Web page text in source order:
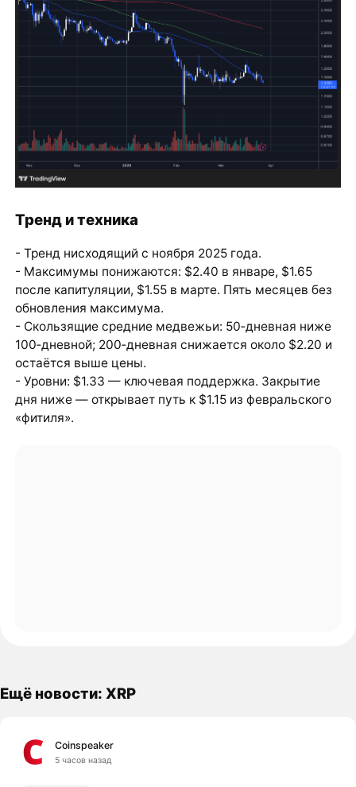
Тренд и техника
- Тренд нисходящий с ноября 2025 года.
- Максимумы понижаются: $2.40 в январе, $1.65
после капитуляции, $1.55 в марте. Пять месяцев без
обновления максимума.
- Скользящие средние медвежьи: 50‑дневная ниже
100‑дневной; 200‑дневная снижается около $2.20 и
остаётся выше цены.
- Уровни: $1.33 — ключевая поддержка. Закрытие
дня ниже — открывает путь к $1.15 из февральского
«фитиля».
Ещё новости: XRP
Coinspeaker
5 часов назад